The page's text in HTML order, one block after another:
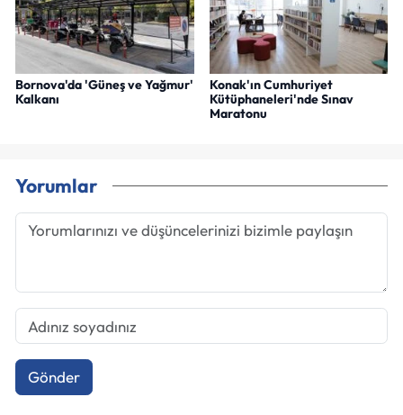
Bornova'da 'Güneş ve Yağmur'
Kalkanı
Konak'ın Cumhuriyet
Kütüphaneleri'nde Sınav
Maratonu
Yorumlar
Gönder